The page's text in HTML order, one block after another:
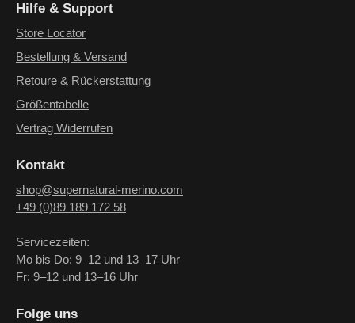
Folge uns
Hilfe & Support
Store Locator
Bestellung & Versand
Retoure & Rückerstattung
Größentabelle
Vertrag Widerrufen
Kontakt
shop@supernatural-merino.com
+49 (0)89 189 172 58
Servicezeiten:
Mo bis Do: 9–12 und 13–17 Uhr
Fr: 9–12 und 13–16 Uhr